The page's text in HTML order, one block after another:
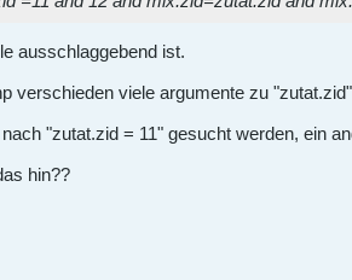
ausschlaggebend ist.
verschieden viele argumente zu
"zutat.zid = 11" gesucht werden, ein
hin??